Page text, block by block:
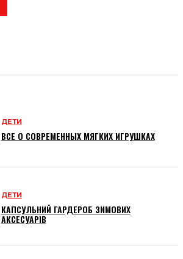
ДЕТИ
ВСЕ О СОВРЕМЕННЫХ МЯГКИХ ИГРУШКАХ
ДЕТИ
КАПСУЛЬНИЙ ГАРДЕРОБ ЗИМОВИХ
АКСЕСУАРІВ